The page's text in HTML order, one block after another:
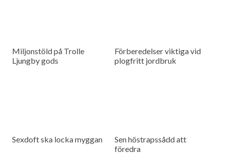
Miljonstöld på Trolle
Ljungby gods
Förberedelser viktiga vid
plogfritt jordbruk
Sexdoft ska locka myggan
Sen höstrapssådd att
föredra